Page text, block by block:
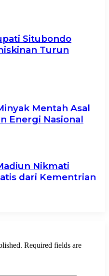
Situbondo
Turun
Mentah Asal
Energi Nasional
Nikmati
dari Kementrian
Required fields are